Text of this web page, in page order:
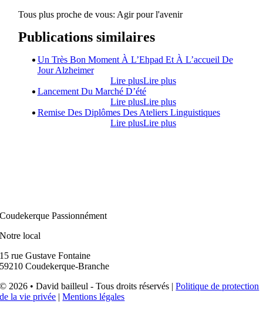
Tous plus proche de vous: Agir pour l'avenir
Publications similaires
Un Très Bon Moment À L’Ehpad Et À L’accueil De
Jour Alzheimer
Lire plusLire plus
Lancement Du Marché D’été
Lire plusLire plus
Remise Des Diplômes Des Ateliers Linguistiques
Lire plusLire plus
Coudekerque Passionnément
Notre local
15 rue Gustave Fontaine
59210 Coudekerque-Branche
© 2026 • David bailleul - Tous droits réservés |Politique de protection
de la vie privée |Mentions légales